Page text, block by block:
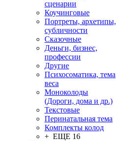
сценарии
Коучинговые
Портреты, архетипы,
субличности
Сказочные
Деньги, бизнес,
профессии
Другие
Психосоматика, тема
веса
Моноколоды
(Дороги, дома и др.)
Текстовые
Перинатальная тема
Комплекты колод
+ ЕЩЕ 16